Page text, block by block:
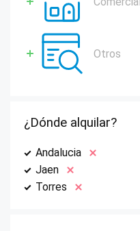
Otros
¿Dónde alquilar?
Andalucia
Jaen
Torres